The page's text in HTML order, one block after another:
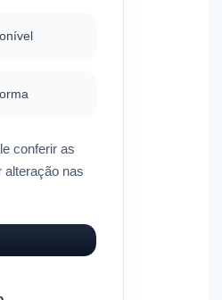
conferir as
alteração nas